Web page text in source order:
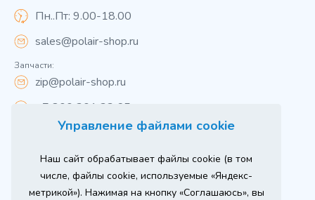
Управление файлами cookie
Наш сайт обрабатывает файлы cookie (в том
числе, файлы cookie, используемые «Яндекс-
метрикой»). Нажимая на кнопку «Соглашаюсь», вы
Пн..Пт: 9.00-18.00
sales@polair-shop.ru
Запчасти:
zip@polair-shop.ru
+7 800 301 33 65
Вся информация на сайте о товарах носит
справочный характер и не является публичной
офертой в соответствии с пунктом 2 статьи 437 ГК РФ.
Для получения подробной информации о наличии и